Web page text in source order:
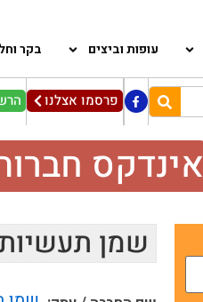
עופות וביצים בקר
פרסמו אצלנו
אינדקס
שמן